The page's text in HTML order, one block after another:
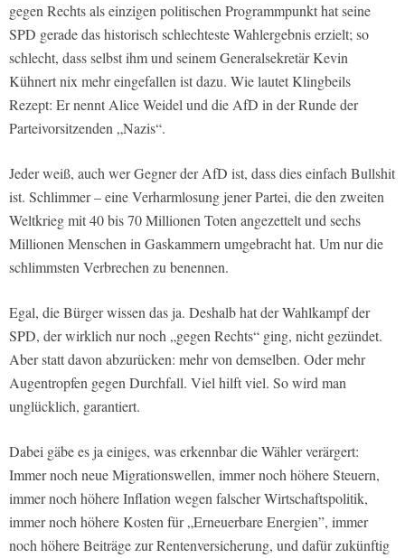
gegen Rechts als einzigen politischen Programmpunkt hat seine
SPD gerade das historisch schlechteste Wahlergebnis erzielt; so
schlecht, dass selbst ihm und seinem Generalsekretär Kevin
Kühnert nix mehr eingefallen ist dazu. Wie lautet Klingbeils
Rezept: Er nennt Alice Weidel und die AfD in der Runde der
Parteivorsitzenden „Nazis“.
Jeder weiß, auch wer Gegner der AfD ist, dass dies einfach Bullshit
ist. Schlimmer – eine Verharmlosung jener Partei, die den zweiten
Weltkrieg mit 40 bis 70 Millionen Toten angezettelt und sechs
Millionen Menschen in Gaskammern umgebracht hat. Um nur die
schlimmsten Verbrechen zu benennen.
Egal, die Bürger wissen das ja. Deshalb hat der Wahlkampf der
SPD, der wirklich nur noch „gegen Rechts“ ging, nicht gezündet.
Aber statt davon abzurücken: mehr von demselben. Oder mehr
Augentropfen gegen Durchfall. Viel hilft viel. So wird man
unglücklich, garantiert.
Dabei gäbe es ja einiges, was erkennbar die Wähler verärgert:
Immer noch neue Migrationswellen, immer noch höhere Steuern,
immer noch höhere Inflation wegen falscher Wirtschaftspolitik,
immer noch höhere Kosten für „Erneuerbare Energien”, immer
noch höhere Beiträge zur Rentenversicherung, und dafür zukünftig